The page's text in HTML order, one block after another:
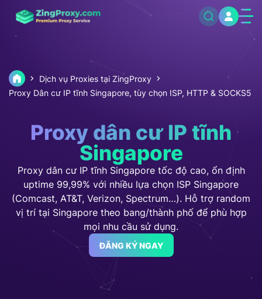
Dịch vụ Proxies tại ZingProxy
Proxy Dân cư IP tĩnh Singapore, tùy chọn ISP, HTTP & SOCKS5
Proxy dân cư IP tĩnh
Singapore
Proxy dân cư IP tĩnh Singapore tốc độ cao, ổn định
uptime 99,99% với nhiều lựa chọn ISP Singapore
(Comcast, AT&T, Verizon, Spectrum…). Hỗ trợ random
vị trí tại Singapore theo bang/thành phố để phù hợp
mọi nhu cầu sử dụng.
ĐĂNG KÝ NGAY